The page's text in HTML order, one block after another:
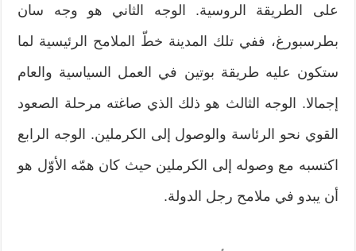
على الطريقة الروسية. الوجه الثاني هو وجه سان
بطرسبورغ، ففي تلك المدينة خطّ الملامح الرئيسية لما
ستكون عليه طريقة بوتين في العمل السياسية والعام
إجمالا. الوجه الثالث هو ذلك الذي صاغته مرحلة الصعود
القوي نحو الرئاسة والوصول إلى الكرملين. الوجه الرابع
اكتسبه مع وصوله إلى الكرملين حيث كان همّه الأوّل هو
أن يبدو في ملامح رجل الدولة.